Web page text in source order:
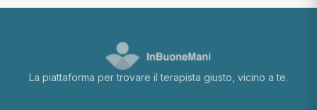
La piattaforma per trovare il terapista giusto, vicino a te.